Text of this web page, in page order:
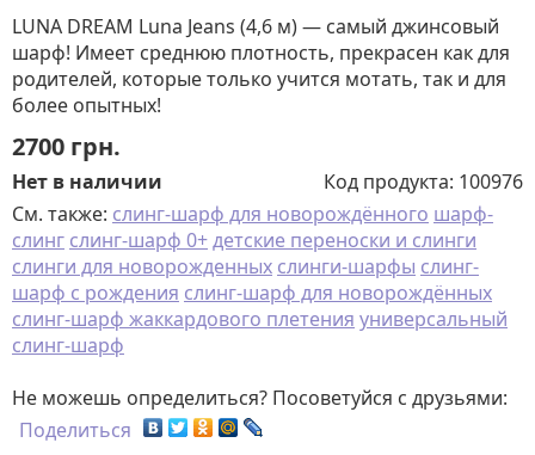
LUNA DREAM Luna Jeans (4,6 м) — самый джинсовый
шарф! Имеет среднюю плотность, прекрасен как для
родителей, которые только учится мотать, так и для
более опытных!
2700 грн.
Нет в наличии Код продукта: 100976
См. также: слинг-шарф для новорождённого шарф-
слинг слинг-шарф 0+детские переноски и слинги
слинги для новорожденных слинги-шарфы слинг-
шарф с рождения слинг-шарф для новорождённых
слинг-шарф жаккардового плетения универсальный
слинг-шарф
Не можешь определиться? Посоветуйся с друзьями:
Поделиться